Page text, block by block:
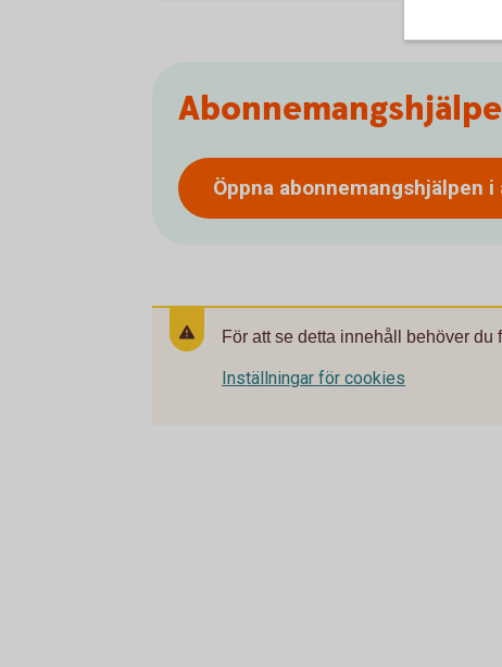
Öppna abonnemangshjälpen i
För att se detta innehåll behöver
Inställningar för cookies